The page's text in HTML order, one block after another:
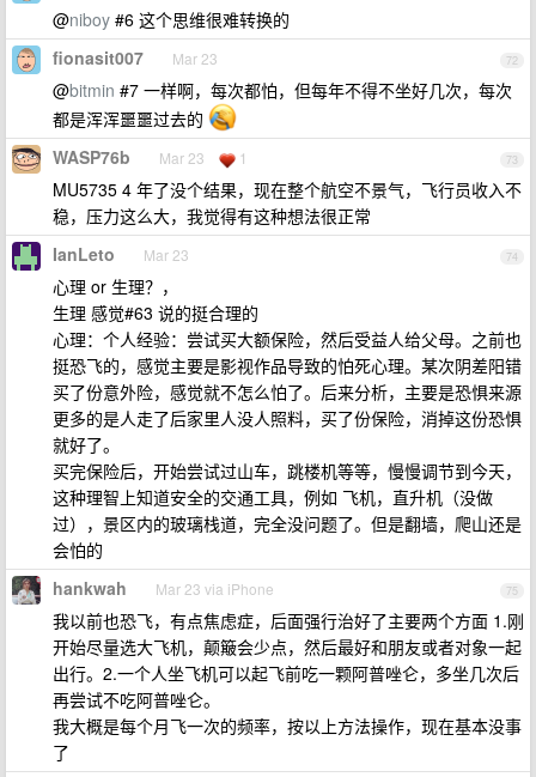
@niboy #6 这个思维很难转换的
72
fionasit007 Mar 23
@bitmin #7 一样啊，每次都怕，但每年不得不坐好几次，每次
都是浑浑噩噩过去的
73
WASP76b Mar 23 1
MU5735 4 年了没个结果，现在整个航空不景气，飞行员收入不
稳，压力这么大，我觉得有这种想法很正常
74
IanLeto Mar 23
心理 or 生理？，
生理 感觉#63 说的挺合理的
心理：个人经验：尝试买大额保险，然后受益人给父母。之前也
挺恐飞的，感觉主要是影视作品导致的怕死心理。某次阴差阳错
买了份意外险，感觉就不怎么怕了。后来分析，主要是恐惧来源
更多的是人走了后家里人没人照料，买了份保险，消掉这份恐惧
就好了。
买完保险后，开始尝试过山车，跳楼机等等，慢慢调节到今天，
这种理智上知道安全的交通工具，例如 飞机，直升机（没做
过），景区内的玻璃栈道，完全没问题了。但是翻墙，爬山还是
会怕的
75
hankwah Mar 23 via iPhone
我以前也恐飞，有点焦虑症，后面强行治好了主要两个方面 1.刚
开始尽量选大飞机，颠簸会少点，然后最好和朋友或者对象一起
出行。2.一个人坐飞机可以起飞前吃一颗阿普唑仑，多坐几次后
再尝试不吃阿普唑仑。
我大概是每个月飞一次的频率，按以上方法操作，现在基本没事
了